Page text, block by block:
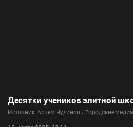
Источник: Артем Чудинов / Городские медиа